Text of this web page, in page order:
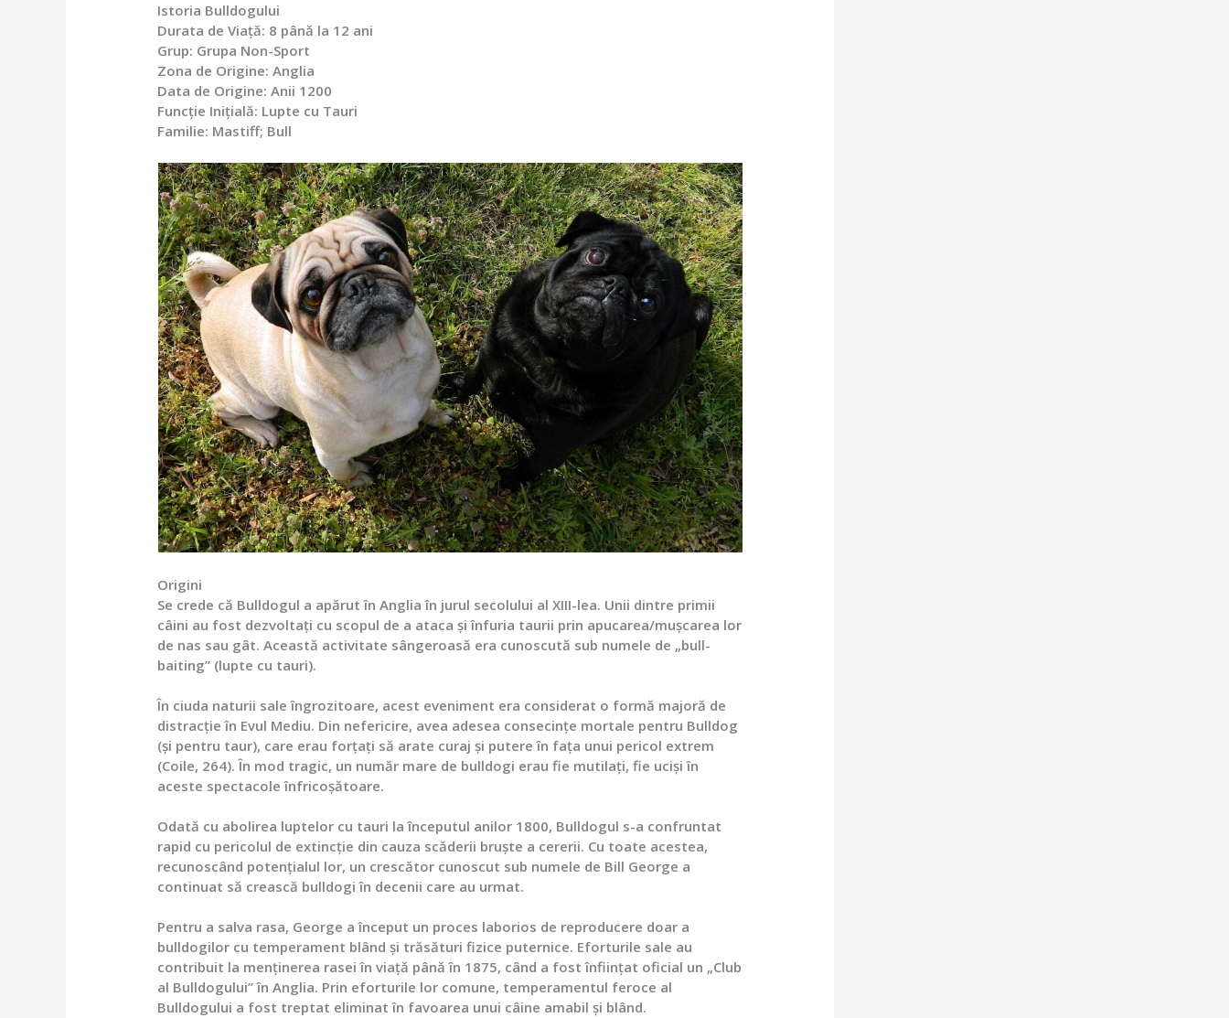
Istoria Bulldogului
Durata de Viață: 8 până la 12 ani
Grup: Grupa Non-Sport
Zona de Origine: Anglia
Data de Origine: Anii 1200
Funcție Inițială: Lupte cu Tauri
Familie: Mastiff; Bull
Origini
Se crede că Bulldogul a apărut în Anglia în jurul secolului al XIII-lea. Unii dintre primii
câini au fost dezvoltați cu scopul de a ataca și înfuria taurii prin apucarea/mușcarea lor
de nas sau gât. Această activitate sângeroasă era cunoscută sub numele de „bull-
baiting” (lupte cu tauri).
În ciuda naturii sale îngrozitoare, acest eveniment era considerat o formă majoră de
distracție în Evul Mediu. Din nefericire, avea adesea consecințe mortale pentru Bulldog
(și pentru taur), care erau forțați să arate curaj și putere în fața unui pericol extrem
(Coile, 264). În mod tragic, un număr mare de bulldogi erau fie mutilați, fie uciși în
aceste spectacole înfricoșătoare.
Odată cu abolirea luptelor cu tauri la începutul anilor 1800, Bulldogul s-a confruntat
rapid cu pericolul de extincție din cauza scăderii bruște a cererii. Cu toate acestea,
recunoscând potențialul lor, un crescător cunoscut sub numele de Bill George a
continuat să crească bulldogi în decenii care au urmat.
Pentru a salva rasa, George a început un proces laborios de reproducere doar a
bulldogilor cu temperament blând și trăsături fizice puternice. Eforturile sale au
contribuit la menținerea rasei în viață până în 1875, când a fost înființat oficial un „Club
al Bulldogului” în Anglia. Prin eforturile lor comune, temperamentul feroce al
Bulldogului a fost treptat eliminat în favoarea unui câine amabil și blând.